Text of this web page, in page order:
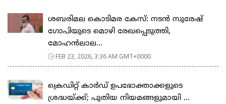
ശബരിമല കൊടിമര കേസ്: നടൻ സുരേഷ്
ഗോപിയുടെ മൊഴി രേഖപ്പെടുത്തി,
മോഹൻലാല...
FEB 23, 2026, 3:36 AM GMT+0000
ക്രെഡിറ്റ് കാർഡ് ഉപഭോക്താക്കളുടെ
ശ്രദ്ധയ്ക്ക്; പുതിയ നിയമങ്ങളുമായി ...